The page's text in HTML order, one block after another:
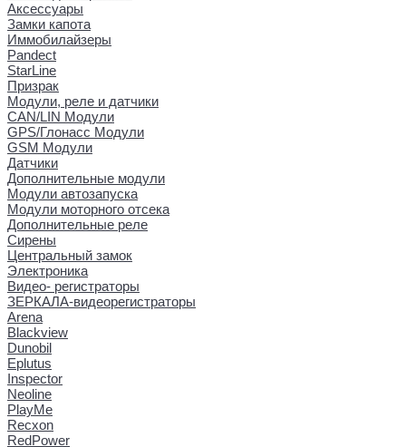
Аксессуары
Замки капота
Иммобилайзеры
Pandect
StarLine
Призрак
Модули, реле и датчики
CAN/LIN Модули
GPS/Глонасс Модули
GSM Модули
Датчики
Дополнительные модули
Модули автозапуска
Модули моторного отсека
Дополнительные реле
Сирены
Центральный замок
Электроника
Видео- регистраторы
ЗЕРКАЛА-видеорегистраторы
Arena
Blackview
Dunobil
Eplutus
Inspector
Neoline
PlayMe
Recxon
RedPower